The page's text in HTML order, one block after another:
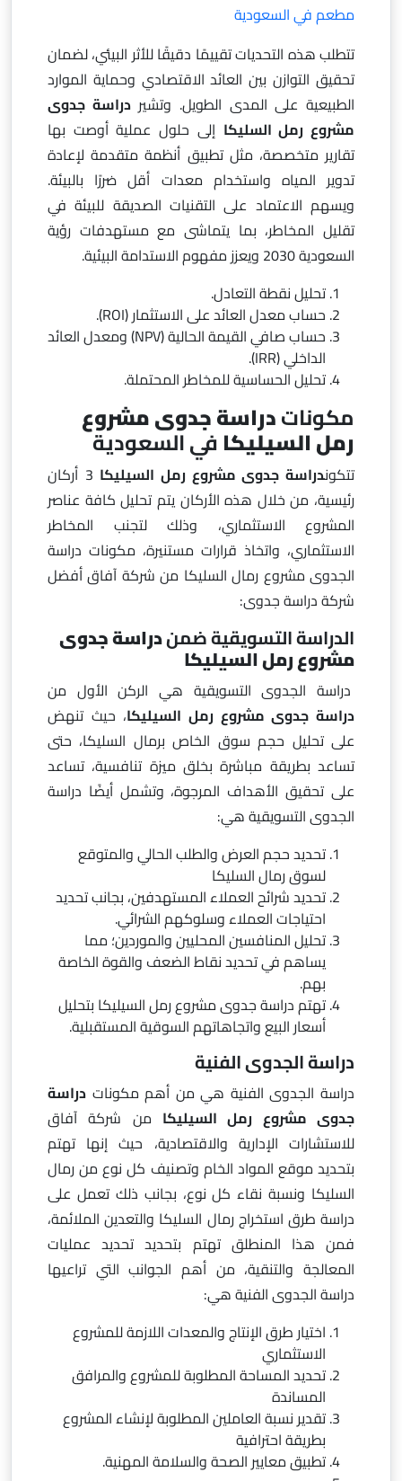
مطعم في السعودية
تتطلب هذه التحديات تقييمًا دقيقًا للأثر البيئي، لضمان
تحقيق التوازن بين العائد الاقتصادي وحماية الموارد
الطبيعية على المدى الطويل. وتشيردراسة جدوى
مشروع رمل السليكا إلى حلول عملية أوصت بها
تقارير متخصصة، مثل تطبيق أنظمة متقدمة لإعادة
تدوير المياه واستخدام معدات أقل ضررًا بالبيئة.
ويسهم الاعتماد على التقنيات الصديقة للبيئة في
تقليل المخاطر، بما يتماشى مع مستهدفات رؤية
السعودية 2030 ويعزز مفهوم الاستدامة البيئية.
تحليل نقطة التعادل.
حساب معدل العائد على الاستثمار (ROI).
حساب صافي القيمة الحالية (NPV) ومعدل العائد
الداخلي (IRR).
تحليل الحساسية للمخاطر المحتملة.
مكوناتدراسة جدوى مشروع
رمل السيليكافي السعودية
تتكوندراسة جدوى مشروع رمل السيليكا
3 أركان
رئيسية، من خلال هذه الأركان يتم تحليل كافة عناصر
المشروع الاستثماري، وذلك لتجنب المخاطر
الاستثماري، واتخاذ قرارات مستنيرة، مكونات دراسة
الجدوى مشروع رمال السليكا من شركة آفاق أفضل
شركة دراسة جدوى:
الدراسة التسويقية ضمندراسة جدوى
مشروع رمل السيليكا
دراسة الجدوى التسويقية هي الركن الأول من
دراسة جدوى مشروع رمل السيليكا، حيث تنهض
على تحليل حجم سوق الخاص برمال السليكا، حتى
تساعد بطريقة مباشرة بخلق ميزة تنافسية، تساعد
على تحقيق الأهداف المرجوة، وتشمل أيضًا دراسة
الجدوى التسويقية هي:
تحديد حجم العرض والطلب الحالي والمتوقع
لسوق رمال السليكا
تحديد شرائح العملاء المستهدفين، بجانب تحديد
احتياجات العملاء وسلوكهم الشرائي.
تحليل المنافسين المحليين والموردين؛ مما
يساهم في تحديد نقاط الضعف والقوة الخاصة
بهم.
تهتم دراسة جدوى مشروع رمل السيليكا بتحليل
أسعار البيع واتجاهاتهم السوقية المستقبلية.
دراسة الجدوى الفنية
دراسة الجدوى الفنية هي من أهم مكونات دراسة
جدوى مشروع رمل السيليكا من شركة آفاق
للاستشارات الإدارية والاقتصادية، حيث إنها تهتم
بتحديد موقع المواد الخام وتصنيف كل نوع من رمال
السليكا ونسبة نقاء كل نوع، بجانب ذلك تعمل على
دراسة طرق استخراج رمال السليكا والتعدين الملائمة،
فمن هذا المنطلق تهتم بتحديد تحديد عمليات
المعالجة والتنقية، من أهم الجوانب التي تراعيها
دراسة الجدوى الفنية هي:
اختيار طرق الإنتاج والمعدات اللازمة للمشروع
الاستثماري
تحديد المساحة المطلوبة للمشروع والمرافق
المساندة
تقدير نسبة العاملين المطلوبة لإنشاء المشروع
بطريقة احترافية
تطبيق معايير الصحة والسلامة المهنية.